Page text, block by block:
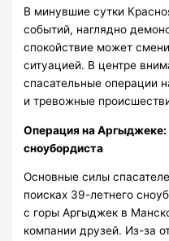
В минувшие сутки
событий, наглядно
спокойствие может
ситуацией. В центре
спасательные операции
и тревожные
Операция на Аргыджеке:
сноубордиста
Основные силы
поисках 39-летнего
с горы Аргыджек в
компании друзей. Из-за